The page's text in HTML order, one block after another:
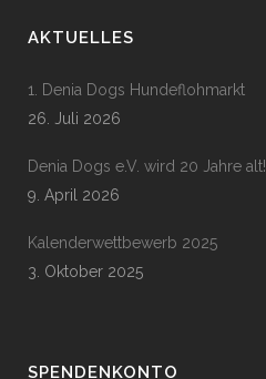
AKTUELLES
1. Denia Dogs Hundeflohmarkt
26. Juli 2026
Denia Dogs e.V. wird 20 Jahre alt!
9. April 2026
Kalenderwettbewerb 2025
3. Oktober 2025
SPENDENKONTO